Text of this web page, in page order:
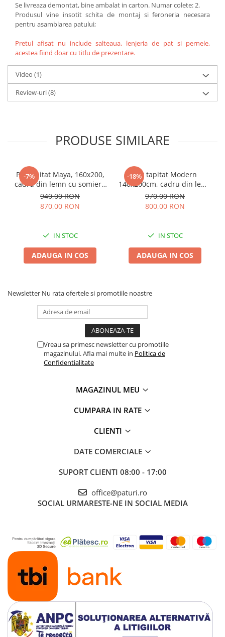
Se livreaza demontat, bine ambalat in carton. Numar colete: 2.
Produsul vine insotit schita de montaj si feroneria necesara
pentru asamblarea patului;
Pretul afisat nu include salteaua, lenjeria de pat si pernele,
acestea fiind doar cu titlu de prezentare.
Video (1)
Review-uri(8)
PRODUSE SIMILARE
-7%
Pat tapitat Maya, 160x200,
cadru din lemn cu somiera
fixa, culoare Bej
940,00 RON
870,00 RON
IN STOC
ADAUGA IN COS
-18%Pat tapitat Modern
140x200cm, cadru din lemn
cu somiera fixa, culoare Gri
970,00 RON
800,00 RON
IN STOC
ADAUGA IN COS
Newsletter Nu rata ofertele si promotiile noastre
Vreau sa primesc newsletter cu promotiile
magazinului. Afla mai multe in Politica de
Confidentialitate
MAGAZINUL MEU
CUMPARA IN RATE
CLIENTI
DATE COMERCIALE
SUPORT CLIENTI 08:00 - 17:00
office@paturi.ro
SOCIAL URMARESTE-NE IN SOCIAL MEDIA